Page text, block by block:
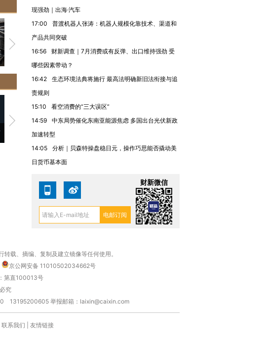
视线｜HYROX的吸金
术：是什么让中产们甘
心“花钱找虐”？
粒摇头丸 尿检体内含3种
度Z世代 用街头抗争将教
【推广】走进第四届链博
【商旅对话】华住集团
现强劲｜出海·汽车
17:00
普渡机器人张涛：机器人规模化靠技术、渠道和
产品共同突破
16:56
财新调查｜7月消费或有反弹、出口维持强劲 受
哪些因素带动？
16:42
生态环境法典将施行 最高法明确新旧法衔接与追
责规则
15:10
看空消费的“三大误区”
14:59
中东局势催化东南亚能源焦虑 多国出台光伏新政
加速转型
14:05
分析｜贝森特操盘稳日元，操作巧思能否撬动美
日货币基本面
财新微信
载、摘编、复制及建立镜像等任何使用。
京公网安备 11010502034662号
第直100013号
究
13195200605 举报邮箱：laixin@caixin.com
联系我们 友情链接